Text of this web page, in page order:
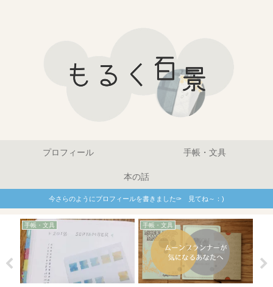
プロフィール 手帳・文具
本の話
今さらのようにプロフィールを書きました✑ 見てね～：)
手帳・文具 手帳・文具